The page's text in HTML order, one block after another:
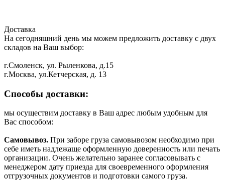
Доставка
На сегодняшний день мы можем предложить доставку с двух
складов на Ваш выбор:
г.Смоленск, ул. Рыленкова, д.15
г.Москва, ул.Кетчерская, д. 13
Способы доставки:
мы осуществим доставку в Ваш адрес любым удобным для
Вас способом:
Самовывоз. При заборе груза самовывозом необходимо при
себе иметь надлежаще оформленную доверенность или печать
организации. Очень желательно заранее согласовывать с
менеджером дату приезда для своевременного оформления
отгрузочных документов и подготовки самого груза.